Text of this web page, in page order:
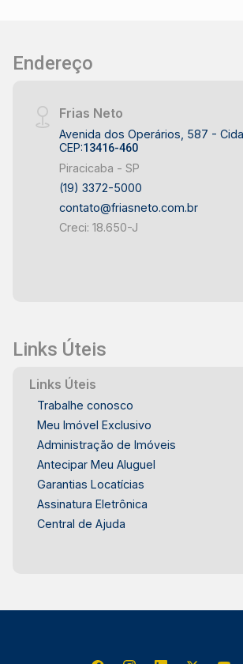
Endereço
Frias Neto
Avenida dos Operários, 587 -
CEP:13416-460
Piracicaba - SP
(19) 3372-5000
contato@friasneto.com.br
Creci: 18.650-J
Links Úteis
Links Úteis
Trabalhe conosco
Meu Imóvel Exclusivo
Administração de Imóveis
Antecipar Meu Aluguel
Garantias Locatícias
Assinatura Eletrônica
Central de Ajuda